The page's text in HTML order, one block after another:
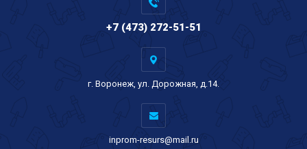
+7 (473) 272-51-51
г. Воронеж, ул. Дорожная, д.14.
inprom-resurs@mail.ru